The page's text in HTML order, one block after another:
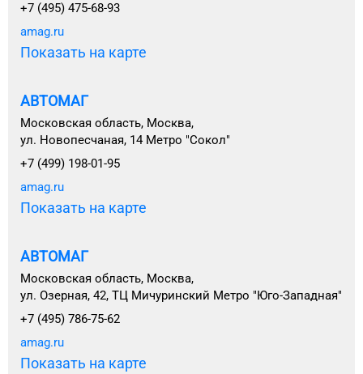
+7 (495) 475-68-93
amag.ru
Показать на карте
АВТОМАГ
Московская область, Москва,
ул. Новопесчаная, 14 Метро "Сокол"
+7 (499) 198-01-95
amag.ru
Показать на карте
АВТОМАГ
Московская область, Москва,
ул. Озерная, 42, ТЦ Мичуринский Метро "Юго-Западная"
+7 (495) 786-75-62
amag.ru
Показать на карте